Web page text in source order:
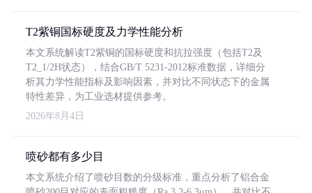
T2紫铜国标硬度及力学性能分析
本文系统解读T2紫铜的国标硬度和抗拉强度（包括T2及
T2_1/2H状态），结合GB/T 5231-2012标准数据，详细分
析其力学性能指标及影响因素，并对比不同状态下的金属
特性差异，为工业选材提供参考。
2026年8月4日
喷砂都有多少目
本文系统介绍了喷砂目数的分级标准，重点分析了铝合金